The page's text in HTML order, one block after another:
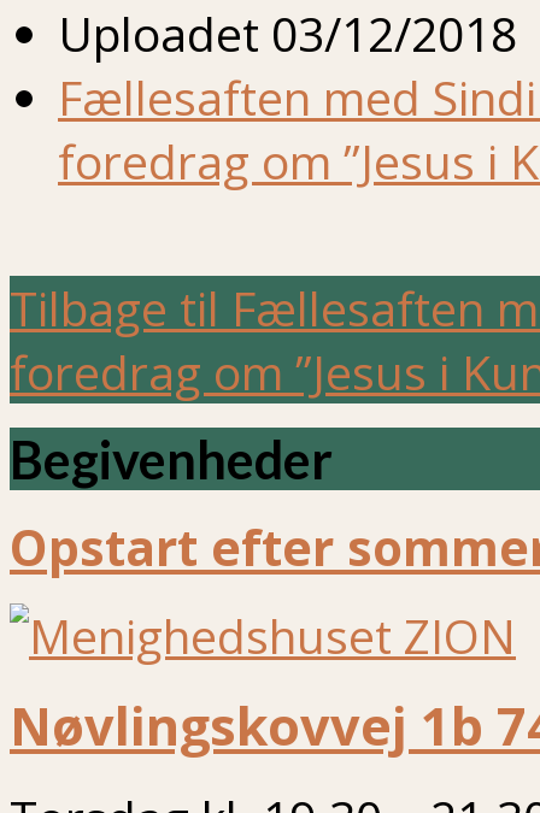
Uploadet 03/12/2018
Fællesaften med
foredrag om ”Jesus i
Tilbage til Fællesaften
foredrag om ”Jesus i
Begivenheder
Opstart efter
Nøvlingskovvej 1b